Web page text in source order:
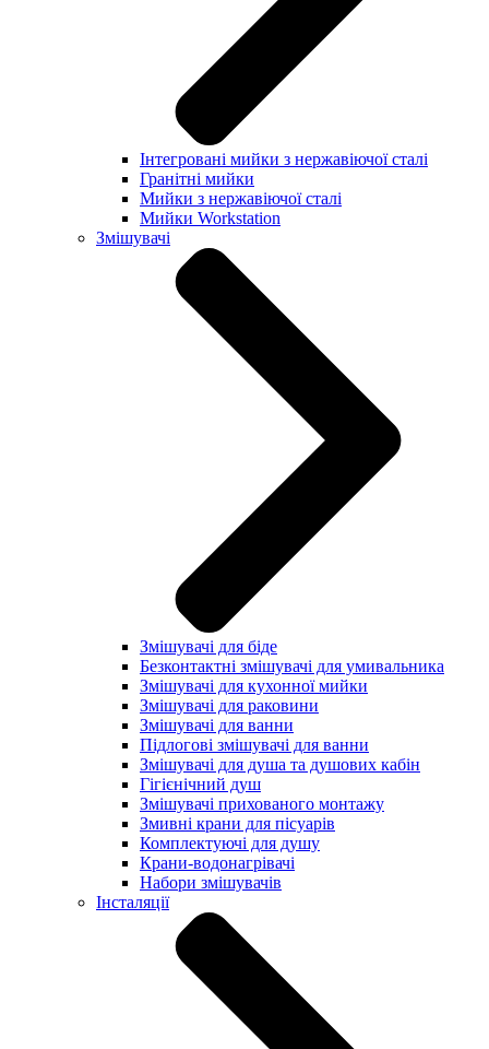
Інтегровані мийки з нержавіючої сталі
Гранітні мийки
Мийки з нержавіючої сталі
Мийки Workstation
Змішувачі
Змішувачі для біде
Безконтактні змішувачі для умивальника
Змішувачі для кухонної мийки
Змішувачі для раковини
Змішувачі для ванни
Підлогові змішувачі для ванни
Змішувачі для душа та душових кабін
Гігієнічний душ
Змішувачі прихованого монтажу
Змивні крани для пісуарів
Комплектуючі для душу
Крани-водонагрівачі
Набори змішувачів
Інсталяції